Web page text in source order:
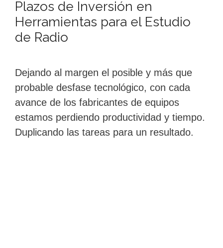
Plazos de Inversión en
Herramientas para el Estudio
de Radio
Dejando al margen el posible y más que
probable desfase tecnológico, con cada
avance de los fabricantes de equipos
estamos perdiendo productividad y tiempo.
Duplicando las tareas para un resultado.